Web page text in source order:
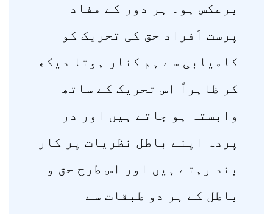
برعکس ہو۔ ہر دور کے مفاد
پرست اَفراد حق کی تحریک کو
کامیابی سے ہم کنار ہوتا دیکھ
کر ظاہراً اس تحریک کے ساتھ
وابستہ ہو جاتے ہیں اور در
پردہ اپنے باطل نظریات پر کار
بند رہتے ہیں اور اس طرح حق و
باطل کے ہر دو طبقات سے